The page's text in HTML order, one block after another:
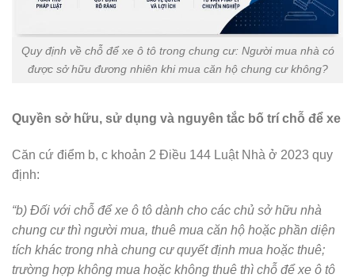
Quy định về chỗ để xe ô tô trong chung cư: Người mua nhà có
được sở hữu đương nhiên khi mua căn hộ chung cư không?
Quyền sở hữu, sử dụng và nguyên tắc bố trí chỗ để xe
Căn cứ điểm b, c khoản 2 Điều 144 Luật Nhà ở 2023 quy
định:
“b) Đối với chỗ để xe ô tô dành cho các chủ sở hữu nhà
chung cư thì người mua, thuê mua căn hộ hoặc phần diện
tích khác trong nhà chung cư quyết định mua hoặc thuê;
trường hợp không mua hoặc không thuê thì chỗ để xe ô tô